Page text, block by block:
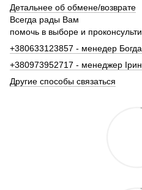
Детальнее об обмене/возврате
Всегда рады Вам
помочь в выборе и
+380633123857 - менедер
+380973952717 - менеджер
Другие способы связаться